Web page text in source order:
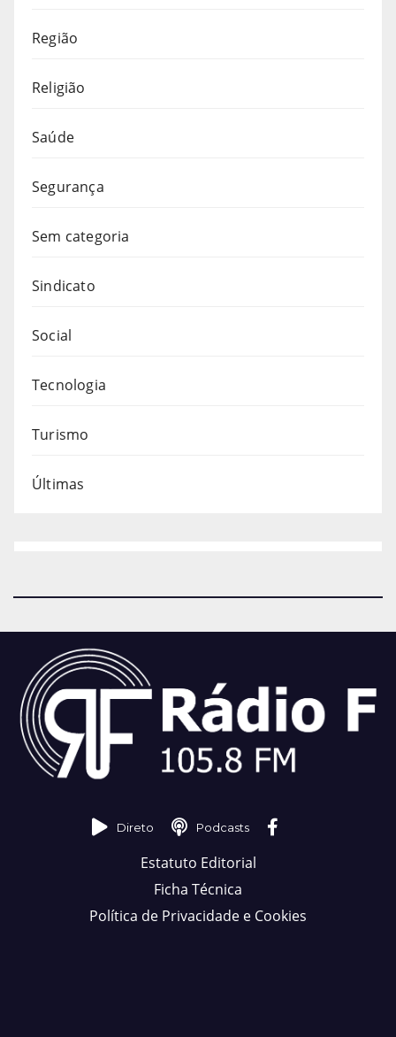
Região
Religião
Saúde
Segurança
Sem categoria
Sindicato
Social
Tecnologia
Turismo
Últimas
Direto Podcasts
Estatuto Editorial
Ficha Técnica
Política de Privacidade e Cookies